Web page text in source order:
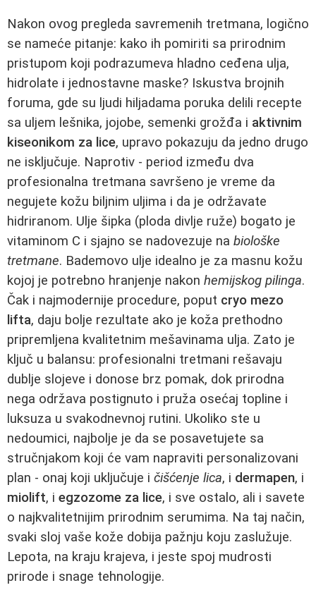
Nakon ovog pregleda savremenih tretmana, logično
se nameće pitanje: kako ih pomiriti sa prirodnim
pristupom koji podrazumeva hladno ceđena ulja,
hidrolate i jednostavne maske? Iskustva brojnih
foruma, gde su ljudi hiljadama poruka delili recepte
sa uljem lešnika, jojobe, semenki grožđa i aktivnim
kiseonikom za lice, upravo pokazuju da jedno drugo
ne isključuje. Naprotiv - period između dva
profesionalna tretmana savršeno je vreme da
negujete kožu biljnim uljima i da je održavate
hidriranom. Ulje šipka (ploda divlje ruže) bogato je
vitaminom C i sjajno se nadovezuje na biološke
tretmane. Bademovo ulje idealno je za masnu kožu
kojoj je potrebno hranjenje nakon hemijskog pilinga.
Čak i najmodernije procedure, poput cryo mezo
lifta, daju bolje rezultate ako je koža prethodno
pripremljena kvalitetnim mešavinama ulja. Zato je
ključ u balansu: profesionalni tretmani rešavaju
dublje slojeve i donose brz pomak, dok prirodna
nega održava postignuto i pruža osećaj topline i
luksuza u svakodnevnoj rutini. Ukoliko ste u
nedoumici, najbolje je da se posavetujete sa
stručnjakom koji će vam napraviti personalizovani
plan - onaj koji uključuje i čišćenje lica, i dermapen, i
miolift, i egzozome za lice, i sve ostalo, ali i savete
o najkvalitetnijim prirodnim serumima. Na taj način,
svaki sloj vaše kože dobija pažnju koju zaslužuje.
Lepota, na kraju krajeva, i jeste spoj mudrosti
prirode i snage tehnologije.